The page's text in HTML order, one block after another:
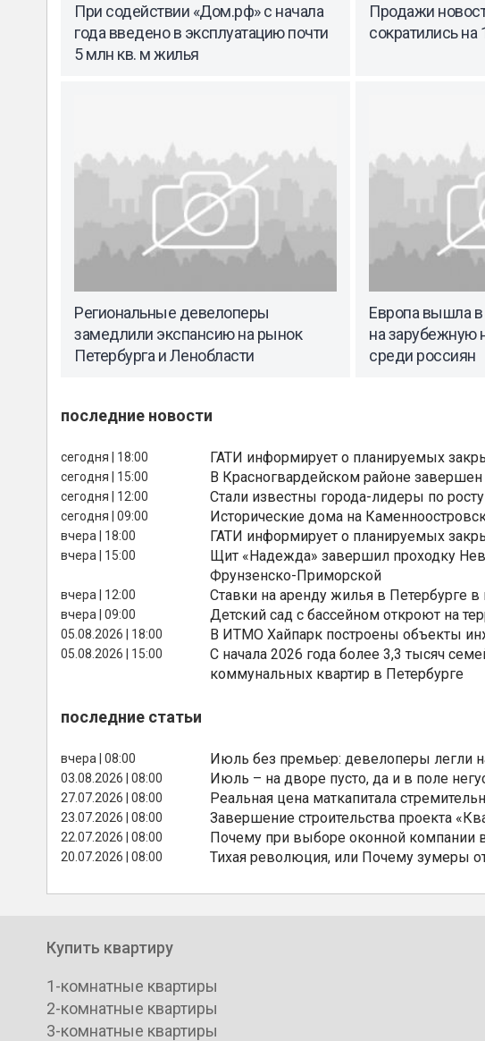
При содействии «Дом.рф» с начала
года введено в эксплуатацию почти
5 млн кв. м жилья
Продажи
сократились на
Региональные девелоперы
замедлили экспансию на рынок
Петербурга и Ленобласти
Европа вышла
на зарубежную
среди россиян
последние новости
сегодня | 18:00 ГАТИ информирует о планируемых
сегодня | 15:00 В Красногвардейском районе
сегодня | 12:00 Стали известны города-лидеры по
сегодня | 09:00 Исторические дома на
вчера | 18:00 ГАТИ информирует о планируемых
вчера | 15:00
Щит «Надежда» завершил проходку
Фрунзенско-Приморской
вчера | 12:00 Ставки на аренду жилья в Петербурге
вчера | 09:00 Детский сад с бассейном откроют на
05.08.2026 | 18:00 В ИТМО Хайпарк построены объекты
05.08.2026 | 15:00
С начала 2026 года более 3,3 тысяч
коммунальных квартир в Петербурге
последние статьи
вчера | 08:00 Июль без премьер: девелоперы легли
03.08.2026 | 08:00 Июль – на дворе пусто, да и в поле
27.07.2026 | 08:00 Реальная цена маткапитала
23.07.2026 | 08:00 Завершение строительства проекта
22.07.2026 | 08:00 Почему при выборе оконной компании
20.07.2026 | 08:00 Тихая революция, или Почему зумеры
Купить квартиру
1-комнатные квартиры
2-комнатные квартиры
3-комнатные квартиры